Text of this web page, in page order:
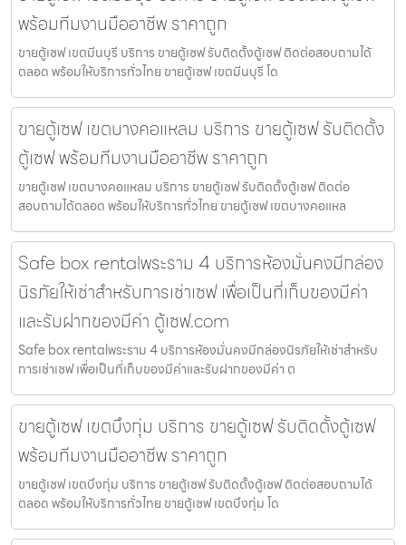
พร้อมทีมงานมืออาชีพ ราคาถูก
ขายตู้เซฟ เขตมีนบุรี บริการ ขายตู้เซฟ รับติดตั้งตู้เซฟ ติดต่อสอบถามได้
ตลอด พร้อมให้บริการทั่วไทย ขายตู้เซฟ เขตมีนบุรี โด
ขายตู้เซฟ เขตบางคอแหลม บริการ ขายตู้เซฟ รับติดตั้ง
ตู้เซฟ พร้อมทีมงานมืออาชีพ ราคาถูก
ขายตู้เซฟ เขตบางคอแหลม บริการ ขายตู้เซฟ รับติดตั้งตู้เซฟ ติดต่อ
สอบถามได้ตลอด พร้อมให้บริการทั่วไทย ขายตู้เซฟ เขตบางคอแหล
Safe box rentalพระราม 4 บริการห้องมั่นคงมีกล่อง
นิรภัยให้เช่าสำหรับการเช่าเซฟ เพื่อเป็นที่เก็บของมีค่า
และรับฝากของมีค่า ตู้เซฟ.com
Safe box rentalพระราม 4 บริการห้องมั่นคงมีกล่องนิรภัยให้เช่าสำหรับ
การเช่าเซฟ เพื่อเป็นที่เก็บของมีค่าและรับฝากของมีค่า ต
ขายตู้เซฟ เขตบึงกุ่ม บริการ ขายตู้เซฟ รับติดตั้งตู้เซฟ
พร้อมทีมงานมืออาชีพ ราคาถูก
ขายตู้เซฟ เขตบึงกุ่ม บริการ ขายตู้เซฟ รับติดตั้งตู้เซฟ ติดต่อสอบถามได้
ตลอด พร้อมให้บริการทั่วไทย ขายตู้เซฟ เขตบึงกุ่ม โด